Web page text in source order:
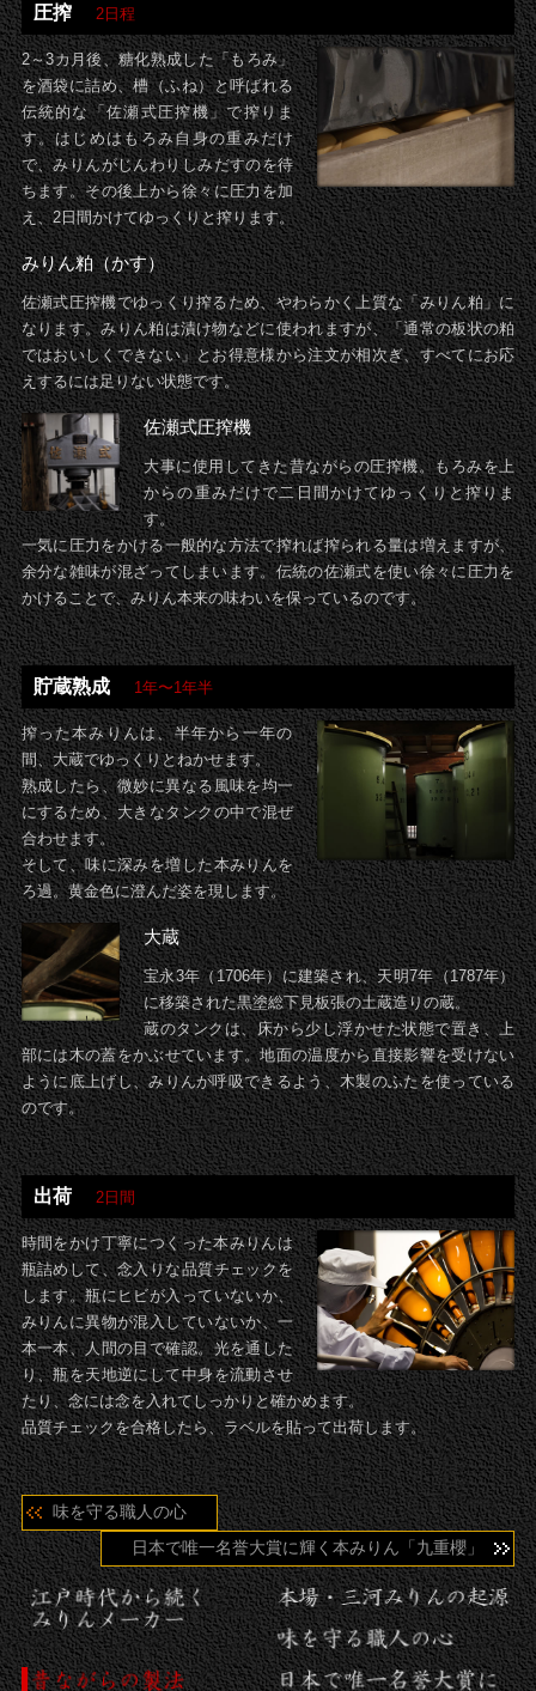
圧搾 2日程
2～3カ月後、糖化熟成した「もろみ」
を酒袋に詰め、槽（ふね）と呼ばれる
伝統的な「佐瀬式圧搾機」で搾りま
す。はじめはもろみ自身の重みだけ
で、みりんがじんわりしみだすのを待
ちます。その後上から徐々に圧力を加
え、2日間かけてゆっくりと搾ります。
みりん粕（かす）
佐瀬式圧搾機でゆっくり搾るため、やわらかく上質な「みりん粕」に
なります。みりん粕は漬け物などに使われますが、「通常の板状の粕
ではおいしくできない」とお得意様から注文が相次ぎ、すべてにお応
えするには足りない状態です。
佐瀬式圧搾機
大事に使用してきた昔ながらの圧搾機。もろみを上
からの重みだけで二日間かけてゆっくりと搾りま
す。
一気に圧力をかける一般的な方法で搾れば搾られる量は増えますが、
余分な雑味が混ざってしまいます。伝統の佐瀬式を使い徐々に圧力を
かけることで、みりん本来の味わいを保っているのです。
貯蔵熟成 1年〜1年半
搾った本みりんは、半年から一年の
間、大蔵でゆっくりとねかせます。
熟成したら、微妙に異なる風味を均一
にするため、大きなタンクの中で混ぜ
合わせます。
そして、味に深みを増した本みりんを
ろ過。黄金色に澄んだ姿を現します。
大蔵
宝永3年（1706年）に建築され、天明7年（1787年）
に移築された黒塗総下見板張の土蔵造りの蔵。
蔵のタンクは、床から少し浮かせた状態で置き、上
部には木の蓋をかぶせています。地面の温度から直接影響を受けない
ように底上げし、みりんが呼吸できるよう、木製のふたを使っている
のです。
出荷 2日間
時間をかけ丁寧につくった本みりんは
瓶詰めして、念入りな品質チェックを
します。瓶にヒビが入っていないか、
みりんに異物が混入していないか、一
本一本、人間の目で確認。光を通した
り、瓶を天地逆にして中身を流動させ
たり、念には念を入れてしっかりと確かめます。
品質チェックを合格したら、ラベルを貼って出荷します。
味を守る職人の心
日本で唯一名誉大賞に輝く本みりん「九重櫻」